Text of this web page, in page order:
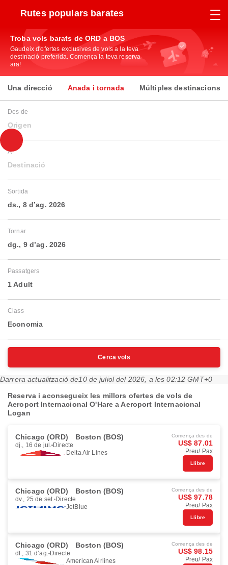
Rutes populars barates
Troba vols barats de ORD a BOS
Gaudeix d'ofertes exclusives de vols a la teva
destinació preferida. Comença la teva reserva
ara!
Una direcció Anada i tornada Múltiples destinacions
Des de
Origen
A
Destinació
Sortida
ds., 8 d’ag. 2026
Tornar
dg., 9 d’ag. 2026
Passatgers
1 Adult
Class
Economia
Cerca vols
Darrera actualització de10 de juliol del 2026, a les 02:12 GMT+0
Reserva i aconsegueix les millors ofertes de vols de
Aeroport Internacional O'Hare a Aeroport Internacional
Logan
Chicago (ORD) Boston (BOS)
dj., 16 de jul. Directe
Delta Air Lines
Comença des de
US$ 87.01
Preu/ Pax
Llibre
Chicago (ORD) Boston (BOS)
dv., 25 de set. Directe
JetBlue
Comença des de
US$ 97.78
Preu/ Pax
Llibre
Chicago (ORD) Boston (BOS)
dl., 31 d’ag. Directe
American Airlines
Comença des de
US$ 98.15
Preu/ Pax